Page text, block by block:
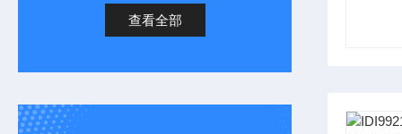
查看全部